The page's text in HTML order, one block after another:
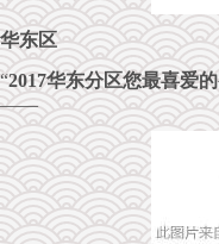
华东区
“2017华东分区您最喜爱
——